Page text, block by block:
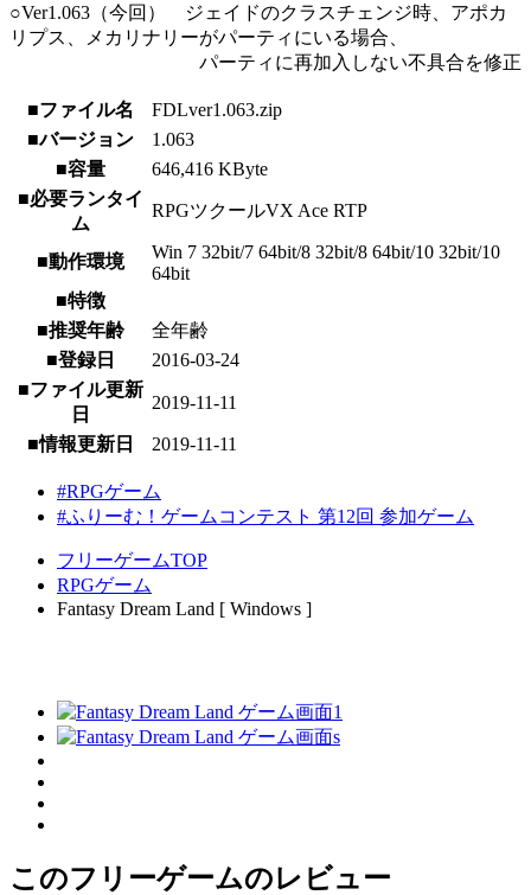
○Ver1.063（今回） ジェイドのクラスチェンジ時、アポカ
リプス、メカリナリーがパーティにいる場合、
パーティに再加入しない不具合を修正
■ファイル名
FDLver1.063.zip
■バージョン
1.063
■容量
646,416 KByte
■必要ランタイ
ム
RPGツクールVX Ace RTP
■動作環境
Win 7 32bit/7 64bit/8 32bit/8 64bit/10 32bit/10
64bit
■特徴
■推奨年齢
全年齢
■登録日
2016-03-24
■ファイル更新
日
2019-11-11
■情報更新日 2019-11-11
#RPGゲーム
#ふりーむ！ゲームコンテスト 第12回 参加ゲーム
フリーゲームTOP
RPGゲーム
Fantasy Dream Land [ Windows ]
このフリーゲームのレビュー